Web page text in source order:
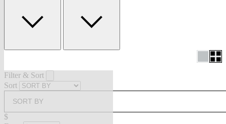
Filter & Sort
Sort
SORT BY
$